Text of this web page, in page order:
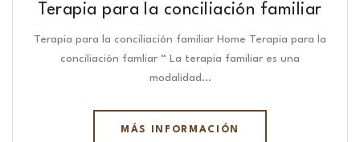
Terapia para la conciliación familiar
Terapia para la conciliación familiar Home Terapia para la
conciliación famliar “ La terapia familiar es una
modalidad…
MÁS INFORMACIÓN